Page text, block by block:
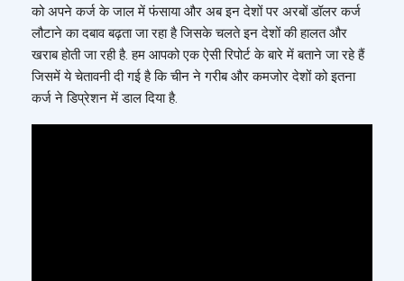
को अपने कर्ज के जाल में फंसाया और अब इन देशों पर अरबों डॉलर कर्ज
लौटाने का दबाव बढ़ता जा रहा है जिसके चलते इन देशों की हालत और
खराब होती जा रही है. हम आपको एक ऐसी रिपोर्ट के बारे में बताने जा रहे हैं
जिसमें ये चेतावनी दी गई है कि चीन ने गरीब और कमजोर देशों को इतना
कर्ज ने डिप्रेशन में डाल दिया है.